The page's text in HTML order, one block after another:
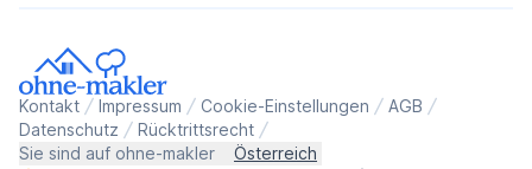
Kontakt Impressum Cookie-Einstellungen
AGB
Datenschutz
Rücktrittsrecht
Sie sind auf ohne-makler
Österreich